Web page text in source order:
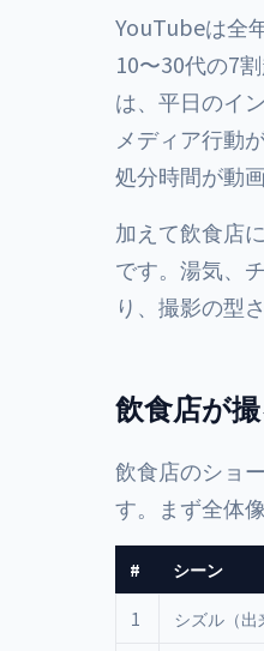
YouTubeは全
10〜30代の7
は、平日のイ
メディア行動
処分時間が動
加えて飲食店
です。湯気、
り、撮影の型
飲食店が
飲食店のショ
す。まず全体
# シーン
1 シズル（出